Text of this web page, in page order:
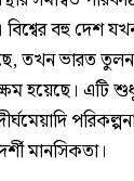
বহু দেশ
তখন ভারত
হয়েছে। এটি
মানসিকতা।